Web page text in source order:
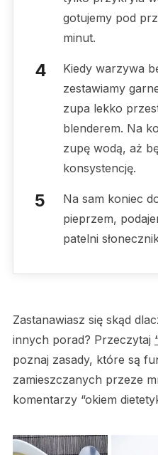
gotujemy pod
minut.
Kiedy warzywa
zestawiamy
zupa lekko
blenderem. Na
zupę wodą, aż
konsystencję.
Na sam koniec
pieprzem,
patelni
Zastanawiasz się skąd
innych porad? Przeczytaj
poznaj zasady, które są
zamieszczanych przeze
komentarzy “okiem